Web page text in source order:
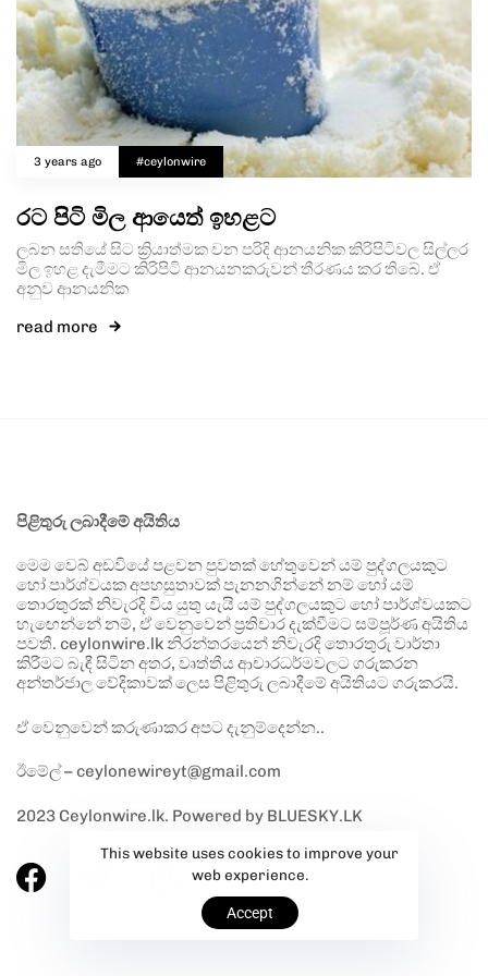
3 years ago #ceylonwire
රට පිටි මිල ආයෙත් ඉහළට
ලබන සතියේ සිට ක්‍රියාත්මක වන පරිදි ආනයනික කිරිපිටිවල සිල්ලර
මිල ඉහළ දැමීමට කිරිපිටි ආනයනකරුවන් තීරණය කර තිබේ. ඒ
අනුව ආනයනික
read more
පිළිතුරු ලබාදීමේ අයිතිය
මෙම වෙබ් අඩවියේ පළවන පුවතක් හේතුවෙන් යම් පුද්ගලයකුට
හෝ පාර්ශ්වයක අපහසුතාවක් පැනනගින්නේ නම් හෝ යම්
තොරතුරක් නිවැරදි විය යුතු යැයි යම් පුද්ගලයකුට හෝ පාර්ශ්වයකට
හැඟෙන්නේ නම්, ඒ වෙනුවෙන් ප්‍රතිචාර දැක්වීමට සම්පූර්ණ අයිතිය
පවතී. ceylonwire.lk නිරන්තරයෙන් නිවැරදි තොරතුරු වාර්තා
කිරීමට බැඳී සිටින අතර, වෘත්තීය ආචාරධර්මවලට ගරුකරන
අන්තර්ජාල වේදිකාවක් ලෙස පිළිතුරු ලබාදීමේ අයිතියට ගරුකරයි.
ඒ වෙනුවෙන් කරුණාකර අපට දැනුම්දෙන්න..
ඊමේල් – ceylonewireyt@gmail.com
2023 Ceylonwire.lk. Powered by BLUESKY.LK
This website uses cookies to improve your
web experience.
Accept